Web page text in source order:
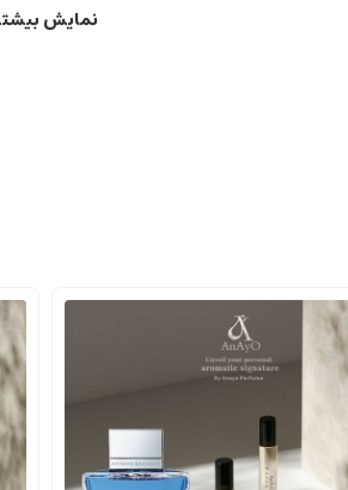
مدت روی پوست و لباس دارد.
نمایش